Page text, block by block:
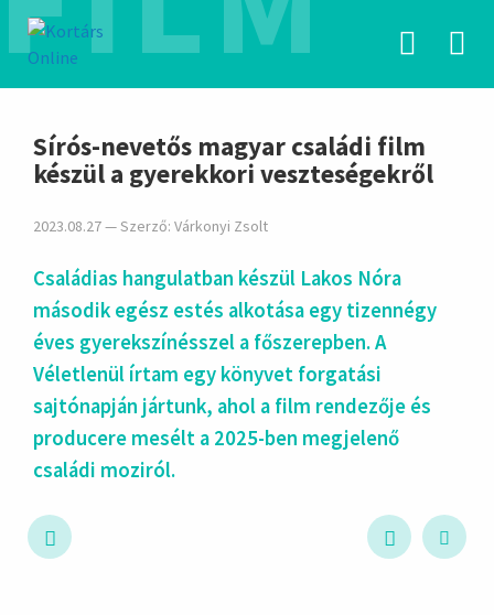
hirdetés
Sírós-nevetős magyar családi film
készül a gyerekkori veszteségekről
2023.08.27 — Szerző: Várkonyi Zsolt
Családias hangulatban készül Lakos Nóra
második egész estés alkotása egy tizennégy
éves gyerekszínésszel a főszerepben. A
Véletlenül írtam egy könyvet forgatási
sajtónapján jártunk, ahol a film rendezője és
producere mesélt a 2025-ben megjelenő
családi moziról.